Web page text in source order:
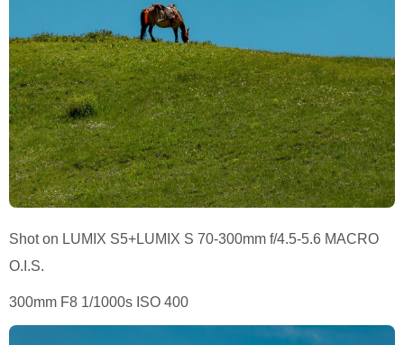
Shot on LUMIX S5+LUMIX S 70-300mm f/4.5-5.6 MACRO
O.I.S.
300mm F8 1/1000s ISO 400